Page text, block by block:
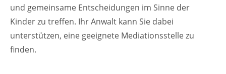
und gemeinsame Entscheidungen im Sinne der
Kinder zu treffen. Ihr Anwalt kann Sie dabei
unterstützen, eine geeignete Mediationsstelle zu
finden.